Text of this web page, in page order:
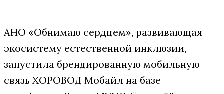
АНО «Обнимаю сердцем», развивающая
экосистему естественной инклюзии,
запустила брендированную мобильную
связь ХОРОВОД Мобайл на базе